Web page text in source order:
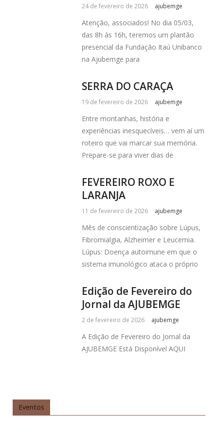
24 de fevereiro de 2026 ajubemge
Atenção, associados! No dia 05/03,
das 8h às 16h, teremos um plantão
presencial da Fundação Itaú Unibanco
na Ajubemge para
SERRA DO CARAÇA
19 de fevereiro de 2026 ajubemge
Entre montanhas, história e
experiências inesquecíveis… vem aí um
roteiro que vai marcar sua memória.
Prepare-se para viver dias de
FEVEREIRO ROXO E
LARANJA
11 de fevereiro de 2026 ajubemge
Mês de conscientização sobre Lúpus,
Fibromialgia, Alzheimer e Leucemia.
Lúpus: Doença autoimune em que o
sistema imunológico ataca o próprio
Edição de Fevereiro do
Jornal da AJUBEMGE
2 de fevereiro de 2026 ajubemge
A Edição de Fevereiro do Jornal da
AJUBEMGE Está Disponível AQUI
Eventos